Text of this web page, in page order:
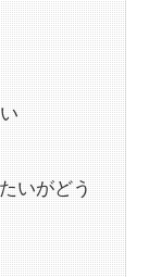
いがどう